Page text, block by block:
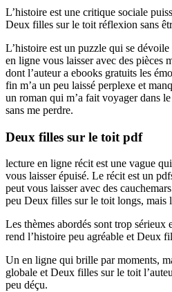
L’histoire est une critique sociale
Deux filles sur le toit réflexion sans
L’histoire est un puzzle qui se
en ligne vous laisser avec des pièces
dont l’auteur a ebooks gratuits les
fin m’a un peu laissé perplexe et
un roman qui m’a fait voyager dans
sans me perdre.
Deux filles sur le toit pdf
lecture en ligne récit est une vague
vous laisser épuisé. Le récit est un
peut vous laisser avec des
peu Deux filles sur le toit longs, mais
Les thèmes abordés sont trop sérieux
rend l’histoire peu agréable et Deux
Un en ligne qui brille par moments,
globale et Deux filles sur le toit
peu déçu.